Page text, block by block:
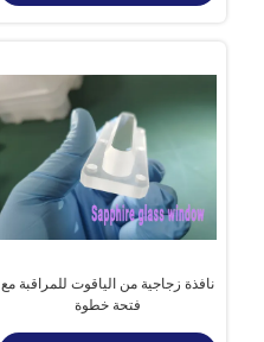
نافذة زجاجية من الياقوت للمراقبة مع
فتحة خطوة